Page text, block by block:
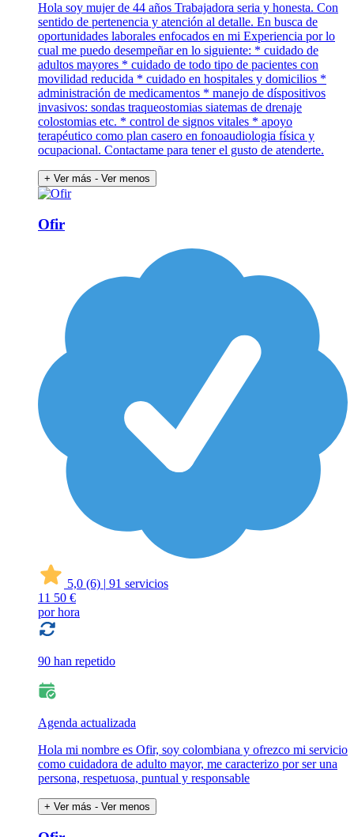
Hola soy mujer de 44 años Trabajadora seria y honesta. Con
sentido de pertenencia y atención al detalle. En busca de
oportunidades laborales enfocados en mi Experiencia por lo
cual me puedo desempeñar en lo siguiente: * cuidado de
adultos mayores * cuidado de todo tipo de pacientes con
movilidad reducida * cuidado en hospitales y domicilios *
administración de medicamentos * manejo de díspositivos
invasivos: sondas traqueostomias siatemas de drenaje
colostomias etc. * control de signos vitales * apoyo
terapéutico como plan casero en fonoaudiologia física y
ocupacional. Contactame para tener el gusto de atenderte.
+ Ver más - Ver menos
Ofir
5,0 (6) | 91 servicios
11 50 €
por hora
90 han repetido
Agenda actualizada
Hola mi nombre es Ofir, soy colombiana y ofrezco mi servicio
como cuidadora de adulto mayor, me caracterizo por ser una
persona, respetuosa, puntual y responsable
+ Ver más - Ver menos